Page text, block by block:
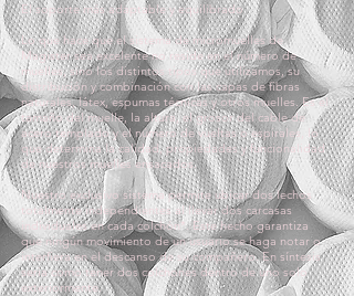
El soporte más adaptable y equilibrado
Lo que hace que el sistema de micromuelles de
Magister sea excelente no reside en el número de
muelles, sino los distintos tipos que utilizamos, su
distribución y combinación con las capas de fibras
naturales, látex, espumas técnicas y otros muelles. Es el
tamaño del muelle, la altura, el grosor del cable de
acero templado y el número de vueltas o espirales, lo
que determina la calidad, propiedades y funcionalidad
de nuestros muelles ensacados.
Nuestro exclusivo sistema permite ubicar dos lechos
totalmente independientes al llevar dos carcasas
individuales en cada colchón*. Este hecho garantiza
que ningún movimiento de un usuario se haga notar o
interfiera en el descanso de su compañero. En síntesis
seria como tener dos colchones dentro de uno solo
exteriormente.